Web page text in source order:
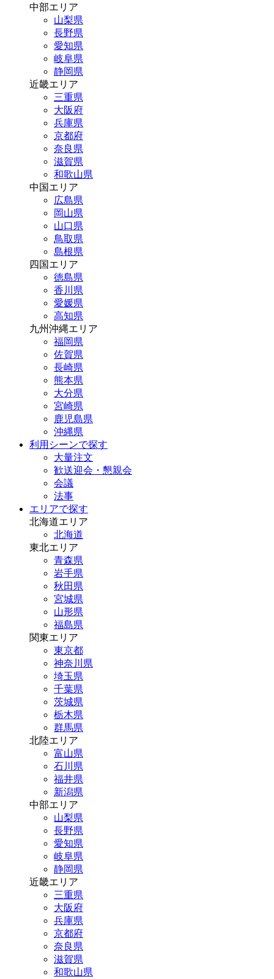
中部エリア
山梨県
長野県
愛知県
岐阜県
静岡県
近畿エリア
三重県
大阪府
兵庫県
京都府
奈良県
滋賀県
和歌山県
中国エリア
広島県
岡山県
山口県
鳥取県
島根県
四国エリア
徳島県
香川県
愛媛県
高知県
九州沖縄エリア
福岡県
佐賀県
長崎県
熊本県
大分県
宮崎県
鹿児島県
沖縄県
利用シーンで探す
大量注文
歓送迎会・懇親会
会議
法事
エリアで探す
北海道エリア
北海道
東北エリア
青森県
岩手県
秋田県
宮城県
山形県
福島県
関東エリア
東京都
神奈川県
埼玉県
千葉県
茨城県
栃木県
群馬県
北陸エリア
富山県
石川県
福井県
新潟県
中部エリア
山梨県
長野県
愛知県
岐阜県
静岡県
近畿エリア
三重県
大阪府
兵庫県
京都府
奈良県
滋賀県
和歌山県